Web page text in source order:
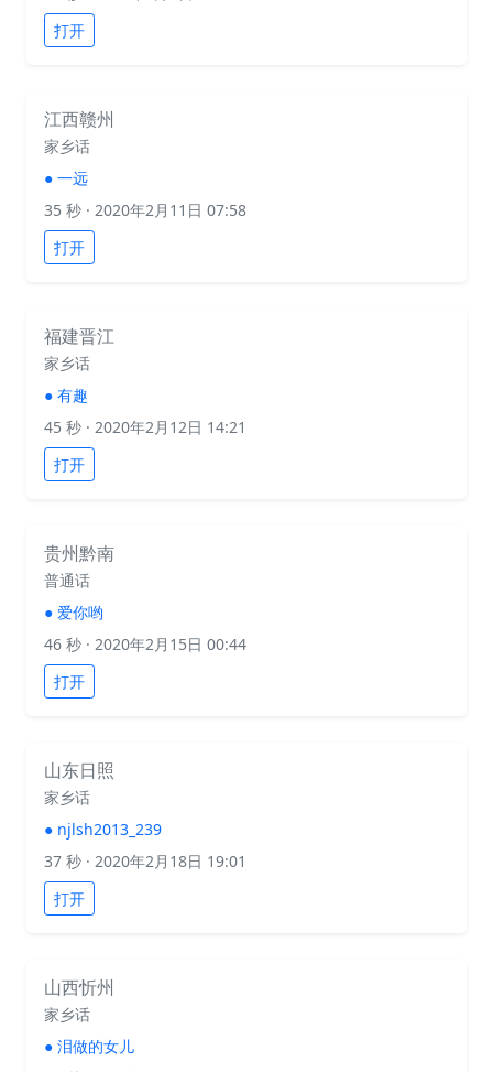
打开
江西赣州
家乡话
● 一远
35 秒 · 2020年2月11日 07:58
打开
福建晋江
家乡话
● 有趣
45 秒 · 2020年2月12日 14:21
打开
贵州黔南
普通话
● 爱你哟
46 秒 · 2020年2月15日 00:44
打开
山东日照
家乡话
● njlsh2013_239
37 秒 · 2020年2月18日 19:01
打开
山西忻州
家乡话
● 泪做的女儿